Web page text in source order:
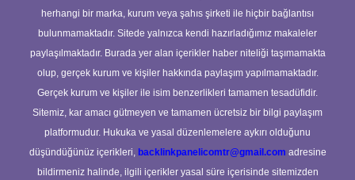
herhangi bir marka, kurum veya şahıs şirketi ile hiçbir bağlantısı
bulunmamaktadır. Sitede yalnızca kendi hazırladığımız makaleler
paylaşılmaktadır. Burada yer alan içerikler haber niteliği taşımamakta
olup, gerçek kurum ve kişiler hakkında paylaşım yapılmamaktadır.
Gerçek kurum ve kişiler ile isim benzerlikleri tamamen tesadüfidir.
Sitemiz, kar amacı gütmeyen ve tamamen ücretsiz bir bilgi paylaşım
platformudur. Hukuka ve yasal düzenlemelere aykırı olduğunu
düşündüğünüz içerikleri, backlinkpanelicomtr@gmail.com adresine
bildirmeniz halinde, ilgili içerikler yasal süre içerisinde sitemizden